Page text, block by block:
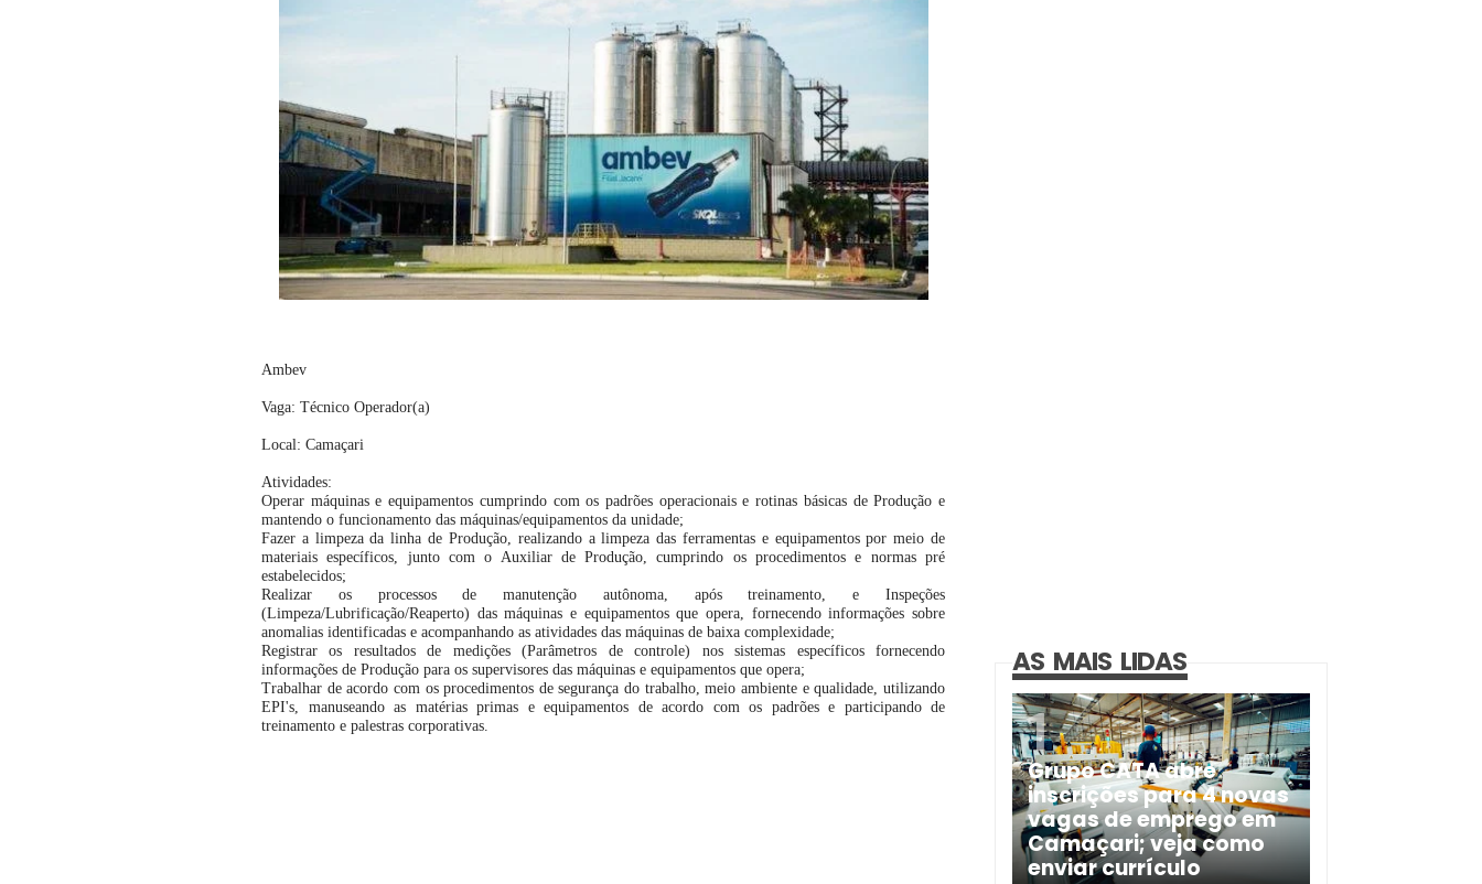
Ambev
Vaga: Técnico Operador(a)
Local: Camaçari
Atividades:
Operar máquinas e equipamentos cumprindo com os padrões operacionais e rotinas básicas de Produção e
mantendo o funcionamento das máquinas/equipamentos da unidade;
Fazer a limpeza da linha de Produção, realizando a limpeza das ferramentas e equipamentos por meio de
materiais específicos, junto com o Auxiliar de Produção, cumprindo os procedimentos e normas pré
estabelecidos;
Realizar os processos de manutenção autônoma, após treinamento, e Inspeções
(Limpeza/Lubrificação/Reaperto) das máquinas e equipamentos que opera, fornecendo informações sobre
anomalias identificadas e acompanhando as atividades das máquinas de baixa complexidade;
Registrar os resultados de medições (Parâmetros de controle) nos sistemas específicos fornecendo
informações de Produção para os supervisores das máquinas e equipamentos que opera;
Trabalhar de acordo com os procedimentos de segurança do trabalho, meio ambiente e qualidade, utilizando
EPI's, manuseando as matérias primas e equipamentos de acordo com os padrões e participando de
treinamento e palestras corporativas.
AS MAIS LIDAS
Grupo CATA abre
inscrições para 4 novas
vagas de emprego em
Camaçari; veja como
enviar currículo